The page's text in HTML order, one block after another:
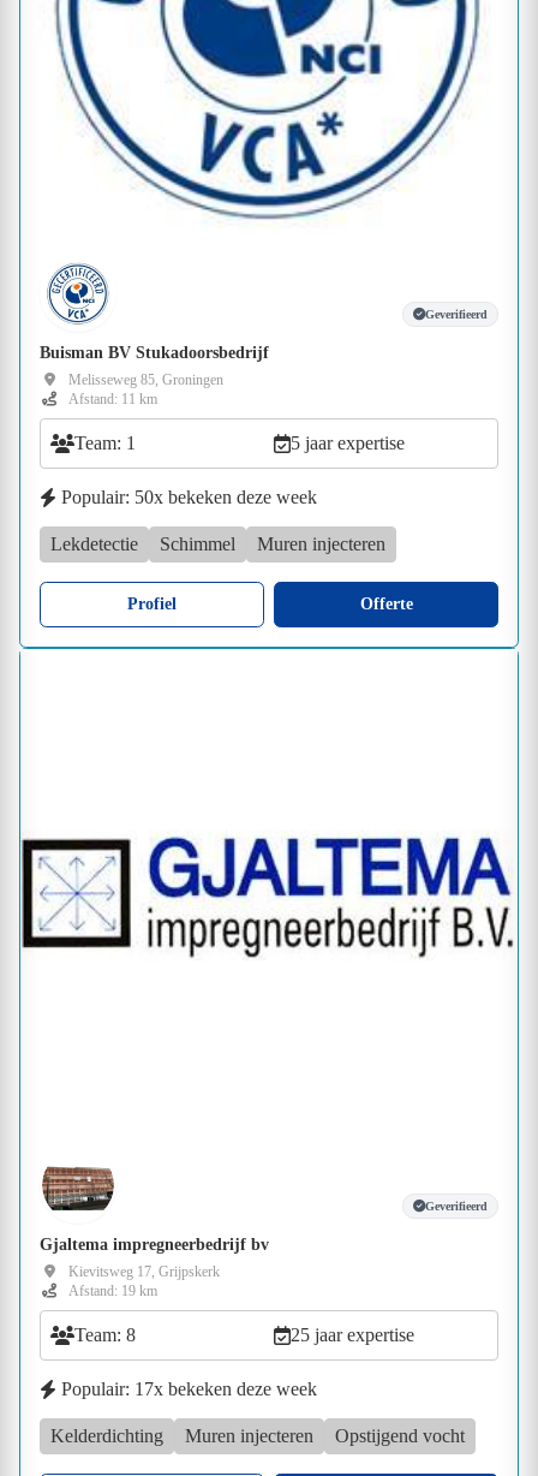
Geverifieerd
Buisman BV Stukadoorsbedrijf
Melisseweg 85, Groningen
Afstand: 11 km
Team: 1 5 jaar expertise
Populair: 50x bekeken deze week
Lekdetectie Schimmel Muren injecteren
Profiel Offerte
Geverifieerd
Gjaltema impregneerbedrijf bv
Kievitsweg 17, Grijpskerk
Afstand: 19 km
Team: 8 25 jaar expertise
Populair: 17x bekeken deze week
Kelderdichting Muren injecteren Opstijgend vocht